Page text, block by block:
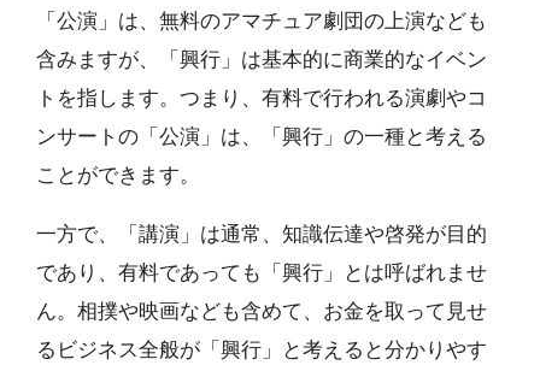
「公演」は、無料のアマチュア劇団の上演なども
含みますが、「興行」は基本的に商業的なイベン
トを指します。つまり、有料で行われる演劇やコ
ンサートの「公演」は、「興行」の一種と考える
ことができます。
一方で、「講演」は通常、知識伝達や啓発が目的
であり、有料であっても「興行」とは呼ばれませ
ん。相撲や映画なども含めて、お金を取って見せ
るビジネス全般が「興行」と考えると分かりやす